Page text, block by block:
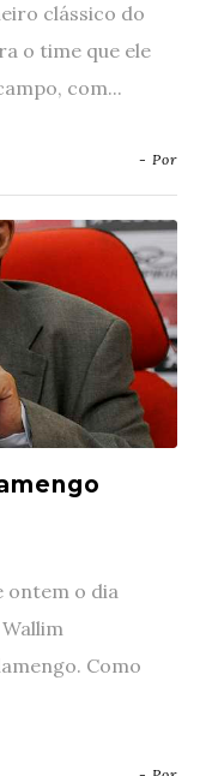
clássico do
o time que ele
com...
- Por
ontem o dia
Como